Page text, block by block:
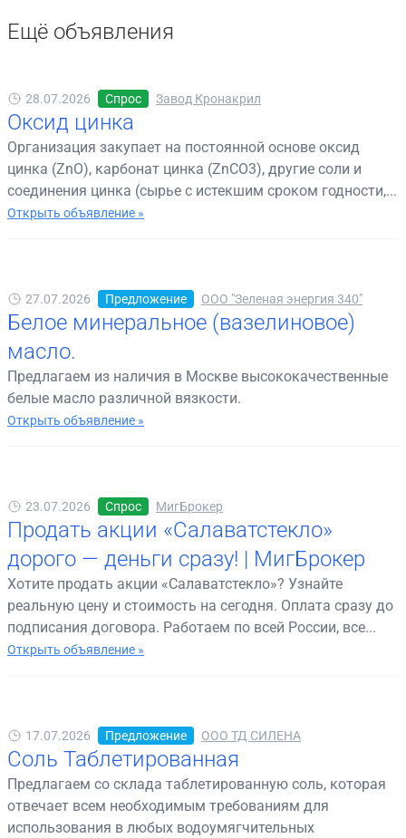
Ещё объявления
28.07.2026 Спрос Завод Кронакрил
Оксид цинка
Организация закупает на постоянной основе оксид
цинка (ZnO), карбонат цинка (ZnCO3), другие соли и
соединения цинка (сырье с истекшим сроком годности,...
Открыть объявление »
27.07.2026 Предложение ООО "Зеленая энергия 340"
Белое минеральное (вазелиновое)
масло.
Предлагаем из наличия в Москве высококачественные
белые масло различной вязкости.
Открыть объявление »
23.07.2026 Спрос МигБрокер
Продать акции «Салаватстекло»
дорого — деньги сразу! | МигБрокер
Хотите продать акции «Салаватстекло»? Узнайте
реальную цену и стоимость на сегодня. Оплата сразу до
подписания договора. Работаем по всей России, все...
Открыть объявление »
17.07.2026 Предложение ООО ТД СИЛЕНА
Соль Таблетированная
Предлагаем со склада таблетированную соль, которая
отвечает всем необходимым требованиям для
использования в любых водоумягчительных